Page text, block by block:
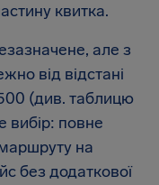
квитка.
але з
від відстані
(див. таблицю
вибір: повне
на
без додаткової